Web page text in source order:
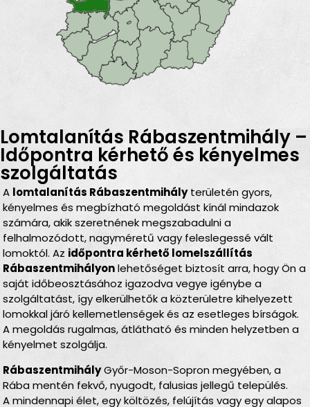
Lomtalanítás Rábaszentmihály –
Időpontra kérhető és kényelmes
szolgáltatás
A lomtalanítás Rábaszentmihályterületén gyors,
kényelmes és megbízható megoldást kínál mindazok
számára, akik szeretnének megszabadulni a
felhalmozódott, nagyméretű vagy feleslegessé vált
lomoktól. Az időpontra kérhető lomelszállítás
Rábaszentmihályonlehetőséget biztosít arra, hogy Ön a
saját időbeosztásához igazodva vegye igénybe a
szolgáltatást, így elkerülhetők a közterületre kihelyezett
lomokkal járó kellemetlenségek és az esetleges bírságok.
A megoldás rugalmas, átlátható és minden helyzetben a
kényelmet szolgálja.
RábaszentmihályGyőr-Moson-Sopron megyében, a
Rába mentén fekvő, nyugodt, falusias jellegű település.
A mindennapi élet, egy költözés, felújítás vagy egy alapos